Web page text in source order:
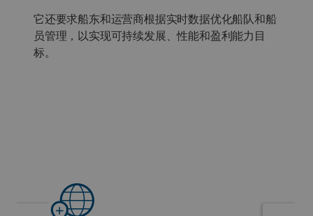
它还要求船东和运营商根据实时数据优化船队和船
员管理，以实现可持续发展、性能和盈利能力目
标。